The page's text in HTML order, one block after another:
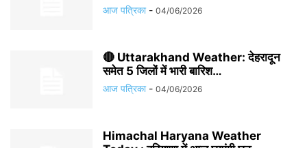
आज पत्रिका - 04/06/2026
🔴 Uttarakhand Weather: देहरादून
समेत 5 जिलों में भारी बारिश…
आज पत्रिका - 04/06/2026
Himachal Haryana Weather